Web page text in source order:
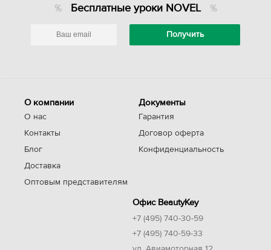
Бесплатные уроки NOVEL
О компании
О нас
Контакты
Блог
Доставка
Оптовым представителям
Документы
Гарантия
Договор оферта
Конфиденциальность
Офис BeautyKey
+7 (495) 740-30-59
+7 (495) 740-59-33